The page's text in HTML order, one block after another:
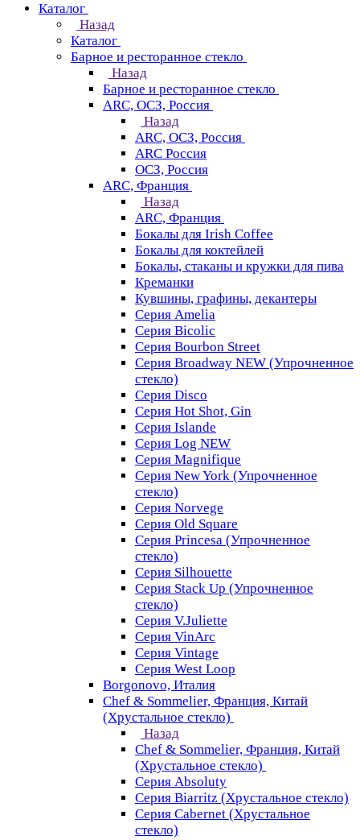
Каталог
Назад
Каталог
Барное и ресторанное стекло
Назад
Барное и ресторанное стекло
ARC, ОСЗ, Россия
Назад
ARC, ОСЗ, Россия
ARC Россия
ОСЗ, Россия
ARC, Франция
Назад
ARC, Франция
Бокалы для Irish Coffee
Бокалы для коктейлей
Бокалы, стаканы и кружки для пива
Креманки
Кувшины, графины, декантеры
Серия Amelia
Серия Bicolic
Серия Bourbon Street
Серия Broadway NEW (Упрочненное
стекло)
Серия Disco
Серия Hot Shot, Gin
Серия Islande
Серия Log NEW
Серия Magnifique
Серия New York (Упрочненное
стекло)
Серия Norvege
Серия Old Square
Серия Princesa (Упрочненное
стекло)
Серия Silhouette
Серия Stack Up (Упрочненное
стекло)
Серия V.Juliette
Серия VinArc
Серия Vintage
Серия West Loop
Borgonovo, Италия
Chef & Sommelier, Франция, Китай
(Хрустальное стекло)
Назад
Chef & Sommelier, Франция, Китай
(Хрустальное стекло)
Серия Absoluty
Серия Biarritz (Хрустальное стекло)
Серия Cabernet (Хрустальное
стекло)